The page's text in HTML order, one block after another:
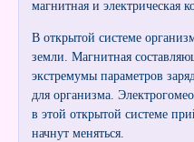
магнитная и электрическая
В открытой системе
земли. Магнитная
экстремумы параметров
для организма.
в этой открытой системе
начнут меняться.